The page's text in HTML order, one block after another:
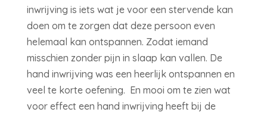
inwrijving is iets wat je voor een stervende kan
doen om te zorgen dat deze persoon even
helemaal kan ontspannen. Zodat iemand
misschien zonder pijn in slaap kan vallen. De
hand inwrijving was een heerlijk ontspannen en
veel te korte oefening. En mooi om te zien wat
voor effect een hand inwrijving heeft bij de